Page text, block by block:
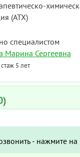
(ATX)
специалистом
Марина Сергеевна
5 лет
- нажмите